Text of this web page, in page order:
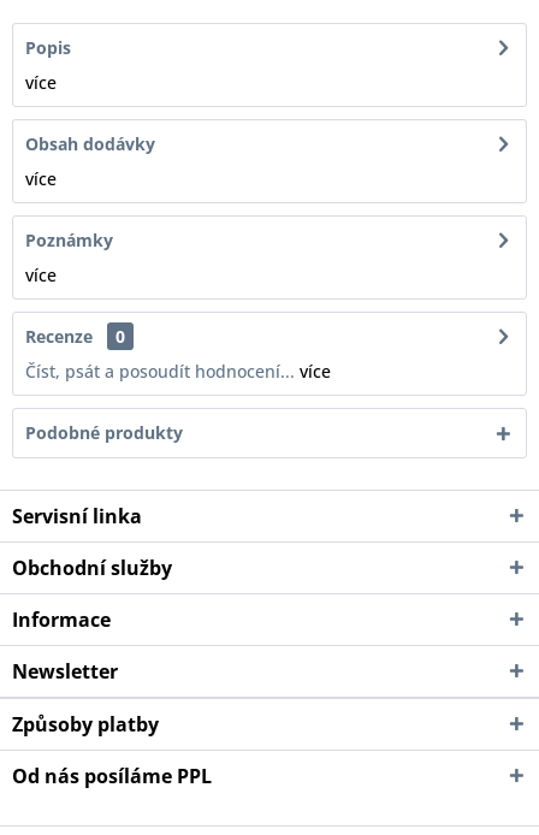
Popis
více
Obsah dodávky
více
Poznámky
více
Recenze
0
Číst, psát a posoudít hodnocení... více
Podobné produkty
Servisní linka
Obchodní služby
Informace
Newsletter
Způsoby platby
Od nás posíláme PPL